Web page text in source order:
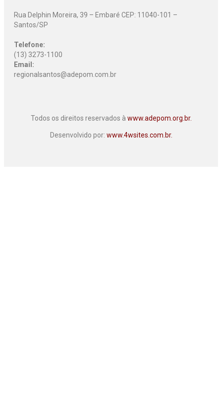
Rua Delphin Moreira, 39 – Embaré CEP: 11040-101 –
Santos/SP
Telefone:
(13) 3273-1100
Email:
regionalsantos@adepom.com.br
Todos os direitos reservados à www.adepom.org.br.
Desenvolvido por: www.4wsites.com.br.